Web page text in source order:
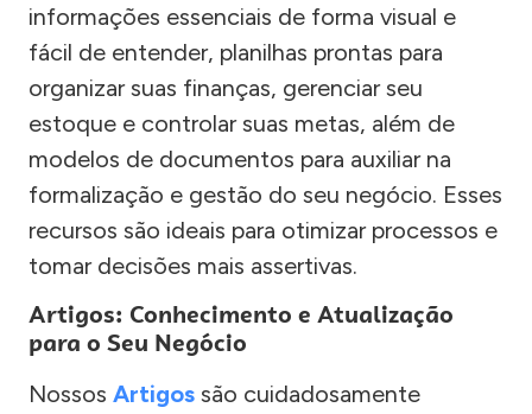
informações essenciais de forma visual e
fácil de entender, planilhas prontas para
organizar suas finanças, gerenciar seu
estoque e controlar suas metas, além de
modelos de documentos para auxiliar na
formalização e gestão do seu negócio. Esses
recursos são ideais para otimizar processos e
tomar decisões mais assertivas.
Artigos: Conhecimento e Atualização
para o Seu Negócio
Nossos Artigos são cuidadosamente